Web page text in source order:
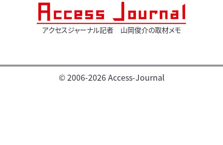
アクセスジャーナル記者 山岡俊介の取材メモ
© 2006-2026 Access-Journal